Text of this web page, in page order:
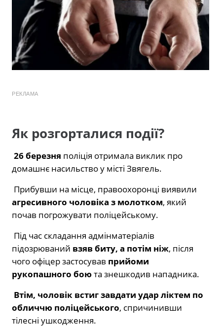
РЕКЛАМА
Як розгорталися події?
26 березня поліція отримала виклик про
домашнє насильство у місті Звягель.
Прибувши на місце, правоохоронці виявили
агресивного чоловіка з молотком, який
почав погрожувати поліцейському.
Під час складання адмінматеріалів
підозрюваний взяв биту, а потім ніж, після
чого офіцер застосував прийоми
рукопашного боюта знешкодив нападника.
Втім, чоловік встиг завдати удар ліктем по
обличчю поліцейського, спричинивши
тілесні ушкодження.